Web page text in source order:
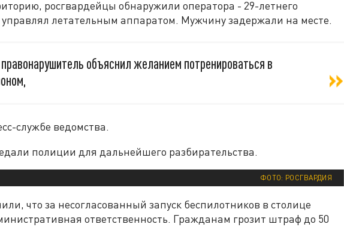
росгвардейцы обнаружили оператора - 29-летнего
летательным аппаратом. Мужчину задержали на месте.
объяснил желанием потренироваться в
службе ведомства.
полиции для дальнейшего разбирательства.
ФОТО: РОСГВАРДИЯ
что за несогласованный запуск беспилотников в столице
ответственность. Гражданам грозит штраф до 50